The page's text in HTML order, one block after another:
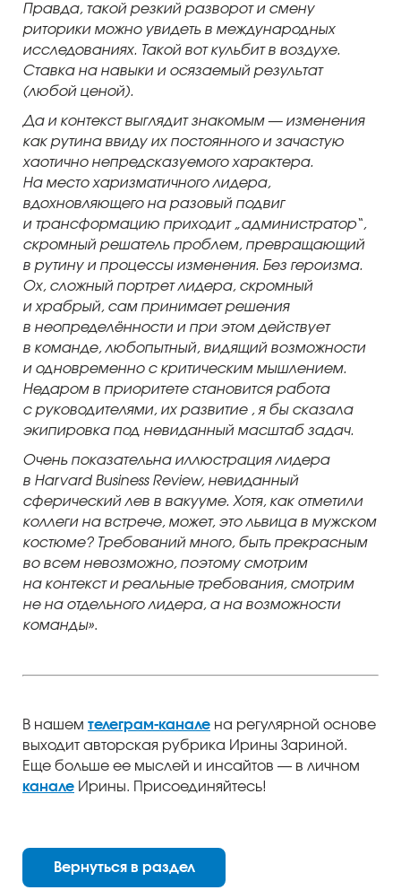
Правда, такой резкий разворот и смену
риторики можно увидеть в международных
исследованиях. Такой вот кульбит в воздухе.
Ставка на навыки и осязаемый результат
(любой ценой).
Да и контекст выглядит знакомым — изменения
как рутина ввиду их постоянного и зачастую
хаотично непредсказуемого характера.
На место харизматичного лидера,
вдохновляющего на разовый подвиг
и трансформацию приходит „администратор“,
скромный решатель проблем, превращающий
в рутину и процессы изменения. Без героизма.
Ох, сложный портрет лидера, скромный
и храбрый, сам принимает решения
в неопределённости и при этом действует
в команде, любопытный, видящий возможности
и одновременно с критическим мышлением.
Недаром в приоритете становится работа
с руководителями, их развитие , я бы сказала
экипировка под невиданный масштаб задач.
Очень показательна иллюстрация лидера
в Harvard Business Review, невиданный
сферический лев в вакууме. Хотя, как отметили
коллеги на встрече, может, это львица в мужском
костюме? Требований много, быть прекрасным
во всем невозможно, поэтому смотрим
на контекст и реальные требования, смотрим
не на отдельного лидера, а на возможности
команды».
В нашем телеграм-канале на регулярной основе
выходит авторская рубрика Ирины Зариной.
Еще больше ее мыслей и инсайтов — в личном
канале Ирины. Присоединяйтесь!
Вернуться в раздел